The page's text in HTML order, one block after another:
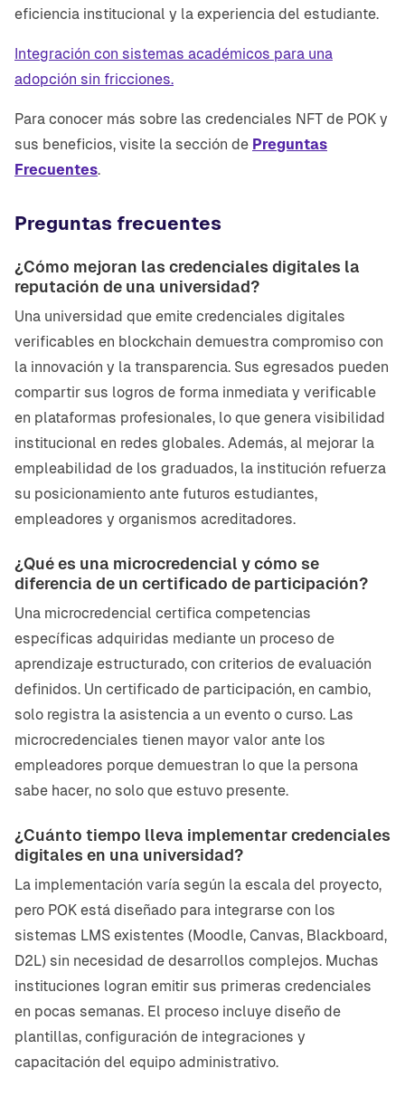
eficiencia institucional y la experiencia del estudiante.
Integración con sistemas académicos para una
adopción sin fricciones.
Para conocer más sobre las credenciales NFT de POK y
sus beneficios, visite la sección de Preguntas
Frecuentes.
Preguntas frecuentes
¿Cómo mejoran las credenciales digitales la
reputación de una universidad?
Una universidad que emite credenciales digitales
verificables en blockchain demuestra compromiso con
la innovación y la transparencia. Sus egresados pueden
compartir sus logros de forma inmediata y verificable
en plataformas profesionales, lo que genera visibilidad
institucional en redes globales. Además, al mejorar la
empleabilidad de los graduados, la institución refuerza
su posicionamiento ante futuros estudiantes,
empleadores y organismos acreditadores.
¿Qué es una microcredencial y cómo se
diferencia de un certificado de participación?
Una microcredencial certifica competencias
específicas adquiridas mediante un proceso de
aprendizaje estructurado, con criterios de evaluación
definidos. Un certificado de participación, en cambio,
solo registra la asistencia a un evento o curso. Las
microcredenciales tienen mayor valor ante los
empleadores porque demuestran lo que la persona
sabe hacer, no solo que estuvo presente.
¿Cuánto tiempo lleva implementar credenciales
digitales en una universidad?
La implementación varía según la escala del proyecto,
pero POK está diseñado para integrarse con los
sistemas LMS existentes (Moodle, Canvas, Blackboard,
D2L) sin necesidad de desarrollos complejos. Muchas
instituciones logran emitir sus primeras credenciales
en pocas semanas. El proceso incluye diseño de
plantillas, configuración de integraciones y
capacitación del equipo administrativo.